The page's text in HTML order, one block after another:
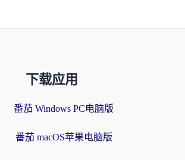
下载应用
番茄 Windows PC电脑版
番茄 macOS苹果电脑版